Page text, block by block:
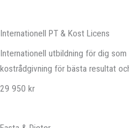
Internationell PT & Kost Licens
Internationell utbildning för dig
kostrådgivning för bästa resultat
29 950 kr